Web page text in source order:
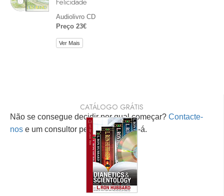
Audiolivro CD
Preço 23€
Ver Mais
Não se consegue decidir por qual começar? Contacte-
nos e um consultor pessoal ajudá-lo-á.
CATÁLOGO GRÁTIS